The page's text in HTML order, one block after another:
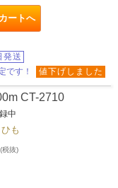
カートへ
発送
です！ 値下げしました
CT-2710
中
も
(税抜)